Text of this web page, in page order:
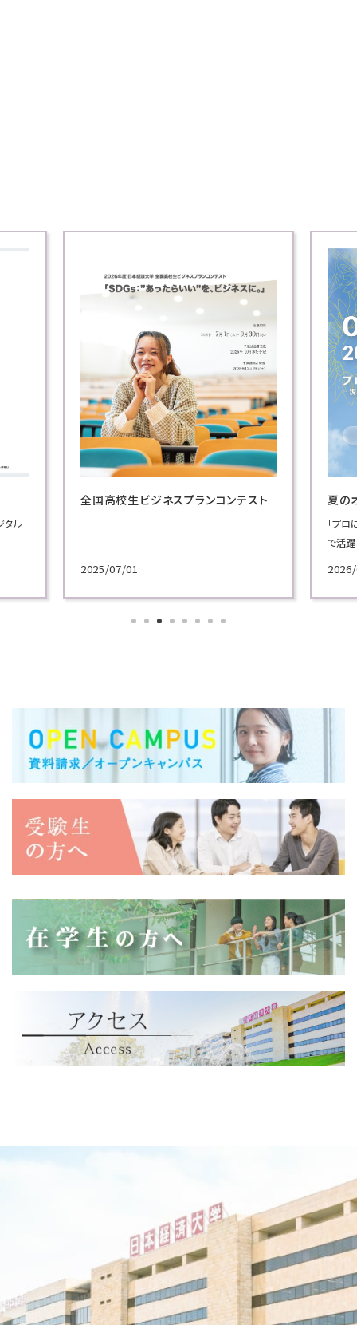
ランコンテスト 夏のオープンキャンパス
「プロに学ぶ超実践講義」では、ビジネスの現場
で活躍してきた実務家教員による模擬授業を実
講義を体験してください！